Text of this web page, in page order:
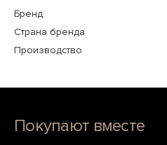
Бренд
Страна бренда
Производство
Покупают вместе